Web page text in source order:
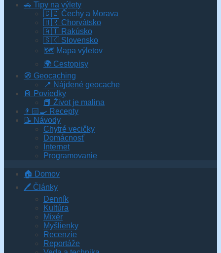
🚗 Tipy na výlety
🇨🇿 Čechy a Morava
🇭🇷 Chorvátsko
🇦🇹 Rakúsko
🇸🇰 Slovensko
🗺 Mapa výletov
🌍 Cestopisy
🧭 Geocaching
📍 Nájdené geocache
📔 Poviedky
📕 Život je malina
👨🏻‍🍳 Recepty
📝 Návody
Chytré vecičky
Domácnosť
Internet
Programovanie
🏠 Domov
🖊️ Články
Denník
Kultúra
Mixér
Myšlienky
Recenzie
Reportáže